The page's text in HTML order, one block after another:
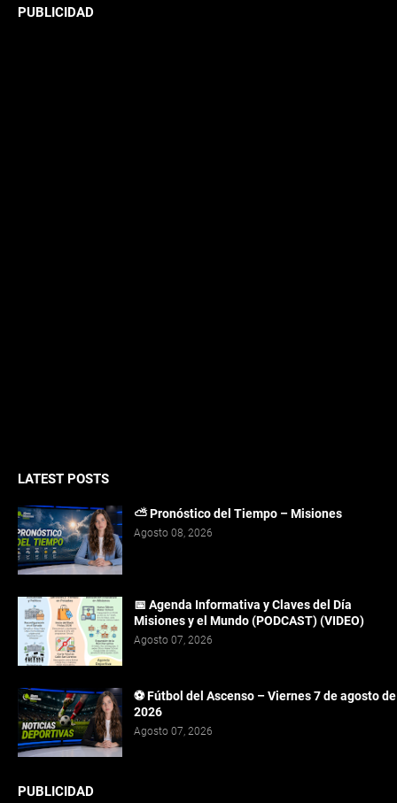
PUBLICIDAD
LATEST POSTS
⛅ Pronóstico del Tiempo – Misiones
Agosto 08, 2026
📅 Agenda Informativa y Claves del Día
Misiones y el Mundo (PODCAST) (VIDEO)
Agosto 07, 2026
⚽ Fútbol del Ascenso – Viernes 7 de agosto de
2026
Agosto 07, 2026
PUBLICIDAD